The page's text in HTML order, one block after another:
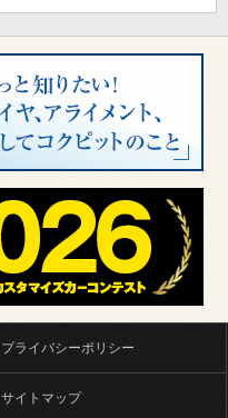
プライバシーポリシー
サイトマップ